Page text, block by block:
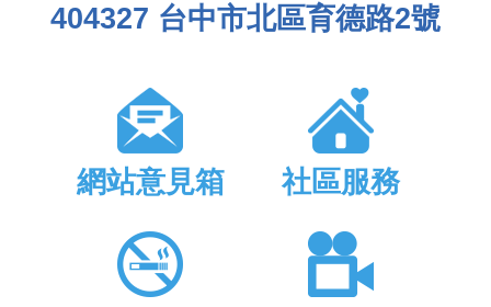
404327 台中市北區育德路2號
網站意見箱 社區服務